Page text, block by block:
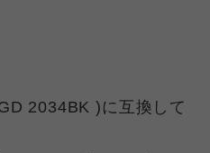
2034BK )に互換して